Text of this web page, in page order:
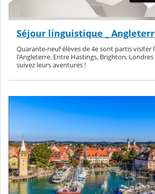
Séjour linguistique _
Quarante-neuf élèves de 4e sont partis visiter
l'Angleterre. Entre Hastings, Brighton,
suivez leurs aventures !